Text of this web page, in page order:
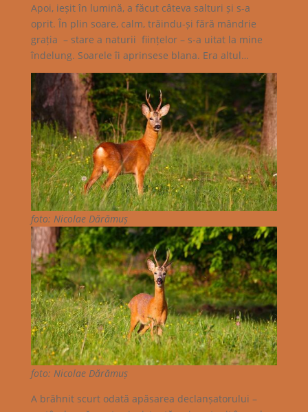
Apoi, ieșit în lumină, a făcut câteva salturi și s-a
oprit. În plin soare, calm, trăindu-și fără mândrie
grația – stare a naturii ființelor – s-a uitat la mine
îndelung. Soarele îi aprinsese blana. Era altul…
foto: Nicolae Dărămuș
foto: Nicolae Dărămuș
A brăhnit scurt odată apăsarea declanșatorului –